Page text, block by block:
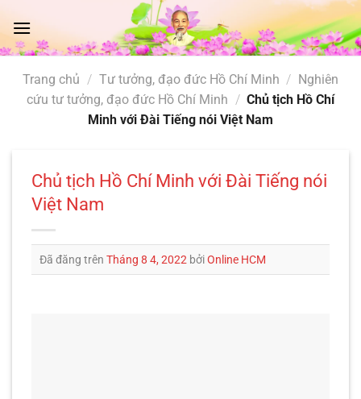
đến
nội
Trang chủ / Tư tưởng, đạo đức Hồ Chí Minh / Nghiên
cứu tư tưởng, đạo đức Hồ Chí Minh / Chủ tịch Hồ Chí
Minh với Đài Tiếng nói Việt Nam
Chủ tịch Hồ Chí Minh với Đài Tiếng nói
Việt Nam
Đã đăng trên Tháng 8 4, 2022 bởiOnline HCM